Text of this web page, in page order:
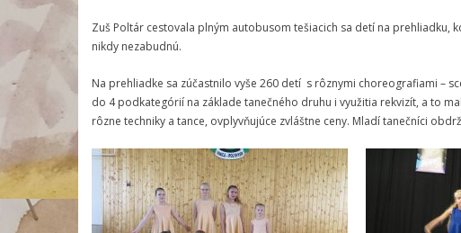
Zuš Poltár cestovala plným autobusom tešiacich sa detí na prehliadku,
nikdy nezabudnú.
Na prehliadke sa zúčastnilo vyše 260 detí s rôznymi choreografiami –
do 4 podkategórií na základe tanečného druhu i využitia rekvizít, a to
rôzne techniky a tance, ovplyvňujúce zvláštne ceny. Mladí tanečníci